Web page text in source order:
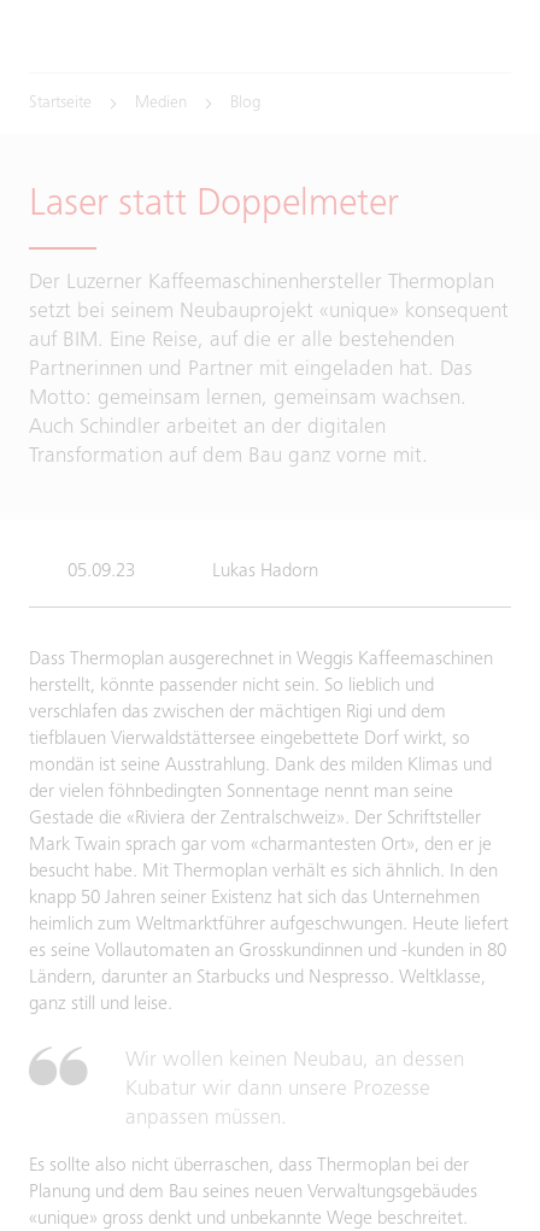
Startseite Medien Blog
Laser statt Doppelmeter
Der Luzerner Kaffeemaschinenhersteller Thermoplan
setzt bei seinem Neubauprojekt «unique» konsequent
auf BIM. Eine Reise, auf die er alle bestehenden
Partnerinnen und Partner mit eingeladen hat. Das
Motto: gemeinsam lernen, gemeinsam wachsen.
Auch Schindler arbeitet an der digitalen
Transformation auf dem Bau ganz vorne mit.
05.09.23 Lukas Hadorn
Dass Thermoplan ausgerechnet in Weggis Kaffeemaschinen
herstellt, könnte passender nicht sein. So lieblich und
verschlafen das zwischen der mächtigen Rigi und dem
tiefblauen Vierwaldstättersee eingebettete Dorf wirkt, so
mondän ist seine Ausstrahlung. Dank des milden Klimas und
der vielen föhnbedingten Sonnentage nennt man seine
Gestade die «Riviera der Zentralschweiz». Der Schriftsteller
Mark Twain sprach gar vom «charmantesten Ort», den er je
besucht habe. Mit Thermoplan verhält es sich ähnlich. In den
knapp 50 Jahren seiner Existenz hat sich das Unternehmen
heimlich zum Weltmarktführer aufgeschwungen. Heute liefert
es seine Vollautomaten an Grosskundinnen und -kunden in 80
Ländern, darunter an Starbucks und Nespresso. Weltklasse,
ganz still und leise.
Wir wollen keinen Neubau, an dessen
Kubatur wir dann unsere Prozesse
anpassen müssen.
Es sollte also nicht überraschen, dass Thermoplan bei der
Planung und dem Bau seines neuen Verwaltungsgebäudes
«unique» gross denkt und unbekannte Wege beschreitet.